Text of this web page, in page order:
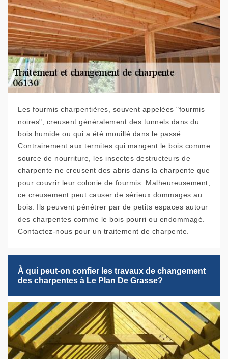
Les fourmis charpentières, souvent appelées "fourmis
noires", creusent généralement des tunnels dans du
bois humide ou qui a été mouillé dans le passé.
Contrairement aux termites qui mangent le bois comme
source de nourriture, les insectes destructeurs de
charpente ne creusent des abris dans la charpente que
pour couvrir leur colonie de fourmis. Malheureusement,
ce creusement peut causer de sérieux dommages au
bois. Ils peuvent pénétrer par de petits espaces autour
des charpentes comme le bois pourri ou endommagé.
Contactez-nous pour un traitement de charpente.
À qui peut-on confier les travaux de changement
des charpentes à Le Plan De Grasse?